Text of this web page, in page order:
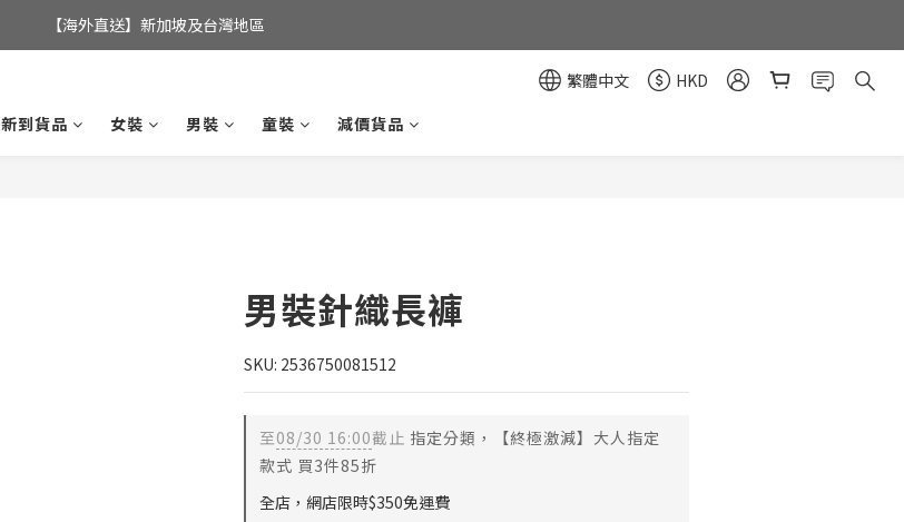
全店滿$350，即可享港澳地區免運費;
【海外直送】新加坡及台灣地區
繁體中文
HKD
新到貨品 女裝 男裝 童裝 減價貨品
男裝針織長褲
SKU: 2536750081512
至08/30 16:00截止 指定分類，【終極激減】大人指定
款式 買3件85折
全店，網店限時$350免運費